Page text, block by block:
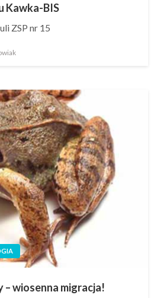
Kawka-BIS
ZSP nr 15
– wiosenna migracja!